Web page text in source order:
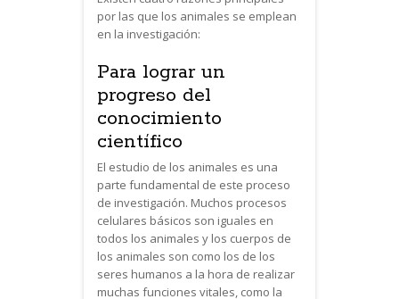
por las que los animales se emplean
en la investigación:
Para lograr un
progreso del
conocimiento
científico
El estudio de los animales es una
parte fundamental de este proceso
de investigación. Muchos procesos
celulares básicos son iguales en
todos los animales y los cuerpos de
los animales son como los de los
seres humanos a la hora de realizar
muchas funciones vitales, como la